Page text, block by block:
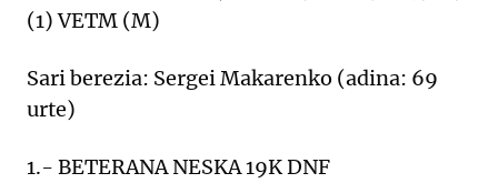
(1) VETM (M)
Sari berezia: Sergei Makarenko (adina: 69
urte)
1.- BETERANA NESKA 19K DNF